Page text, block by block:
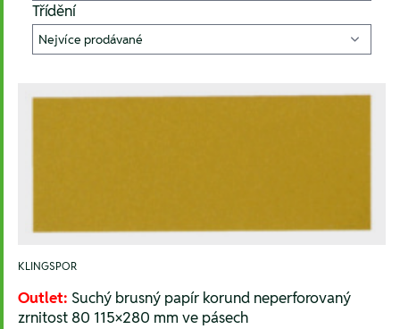
Třídění
KLINGSPOR
Outlet: Suchý brusný papír korund neperforovaný
zrnitost 80 115×280 mm ve pásech